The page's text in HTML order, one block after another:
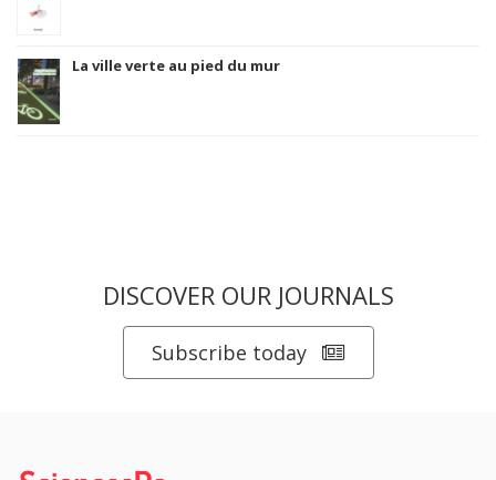
La ville verte au pied du mur
DISCOVER OUR JOURNALS
Subscribe today